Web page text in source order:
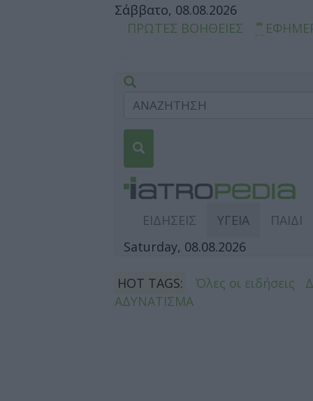
Σάββατο, 08.08.2026
ΠΡΩΤΕΣ ΒΟΗΘΕΙΕΣ
ΕΙΔΗΣΕΙΣ ΥΓΕΙΑ ΠΑΙΔΙ
Saturday, 08.08.2026
HOT TAGS: Όλες οι ειδήσεις
ΑΔΥΝΑΤΙΣΜΑ